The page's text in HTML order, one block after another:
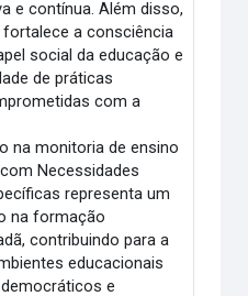
e contínua. Além disso,
fortalece a consciência
social da educação e
de práticas
com a
na monitoria de ensino
Necessidades
representa um
na formação
contribuindo para a
educacionais
e